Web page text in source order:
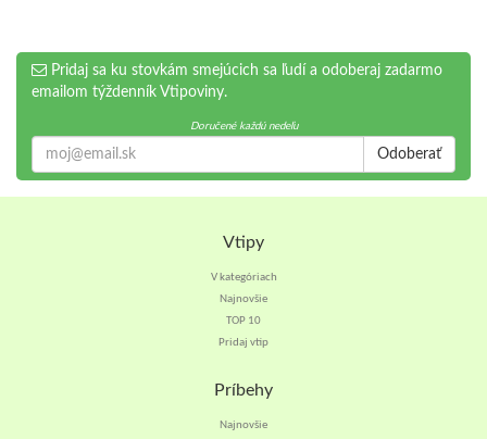
Pridaj sa ku stovkám smejúcich sa ľudí a odoberaj zadarmo
emailom týždenník Vtipoviny.
Doručené každú nedeľu
Odoberať
Vtipy
V kategóriach
Najnovšie
TOP 10
Pridaj vtip
Príbehy
Najnovšie